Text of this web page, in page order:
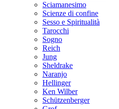
Sciamanesimo
Scienze di confine
Sesso e Spiritualità
Tarocchi
Sogno
Reich
Jung
Sheldrake
Naranjo
Hellinger
Ken Wilber
Schützenberger